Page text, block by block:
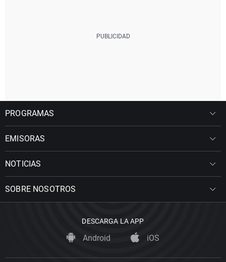
PROGRAMAS
EMISORAS
NOTICIAS
SOBRE NOSOTROS
DESCARGA LA APP
Android iOS